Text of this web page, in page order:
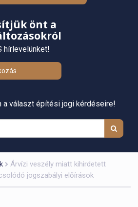
önt a
hírlevelünket!
a választ építési jogi kérdéseire!
Árvízi veszély miatt kihirdetett
jogszabályi előírások